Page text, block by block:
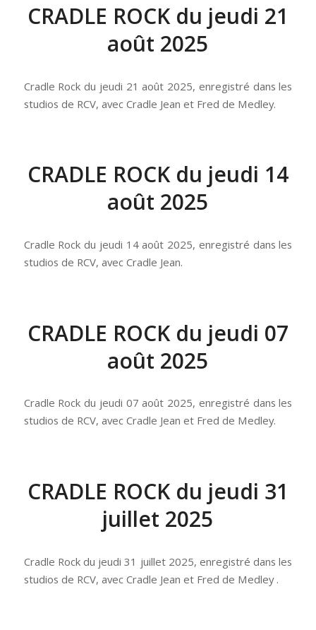
CRADLE ROCK du jeudi 21
août 2025
Cradle Rock du jeudi 21 août 2025, enregistré dans les
studios de RCV, avec Cradle Jean et Fred de Medley.
CRADLE ROCK du jeudi 14
août 2025
Cradle Rock du jeudi 14 août 2025, enregistré dans les
studios de RCV, avec Cradle Jean.
CRADLE ROCK du jeudi 07
août 2025
Cradle Rock du jeudi 07 août 2025, enregistré dans les
studios de RCV, avec Cradle Jean et Fred de Medley.
CRADLE ROCK du jeudi 31
juillet 2025
Cradle Rock du jeudi 31 juillet 2025, enregistré dans les
studios de RCV, avec Cradle Jean et Fred de Medley .